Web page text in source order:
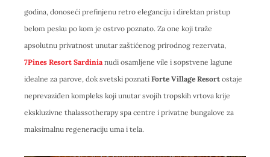
godina, donoseći prefinjenu retro eleganciju i direktan pristup
belom pesku po kom je ostrvo poznato. Za one koji traže
apsolutnu privatnost unutar zaštićenog prirodnog rezervata,
7Pines Resort Sardinia nudi osamljene vile i sopstvene lagune
idealne za parove, dok svetski poznati Forte Village Resort ostaje
neprevaziđen kompleks koji unutar svojih tropskih vrtova krije
ekskluzivne thalassotherapy spa centre i privatne bungalove za
maksimalnu regeneraciju uma i tela.